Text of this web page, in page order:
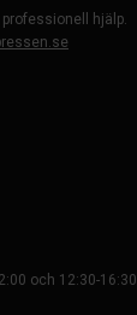
hjälp.
och 12:30-16:30